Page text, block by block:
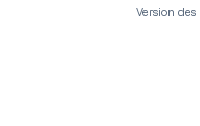
Version